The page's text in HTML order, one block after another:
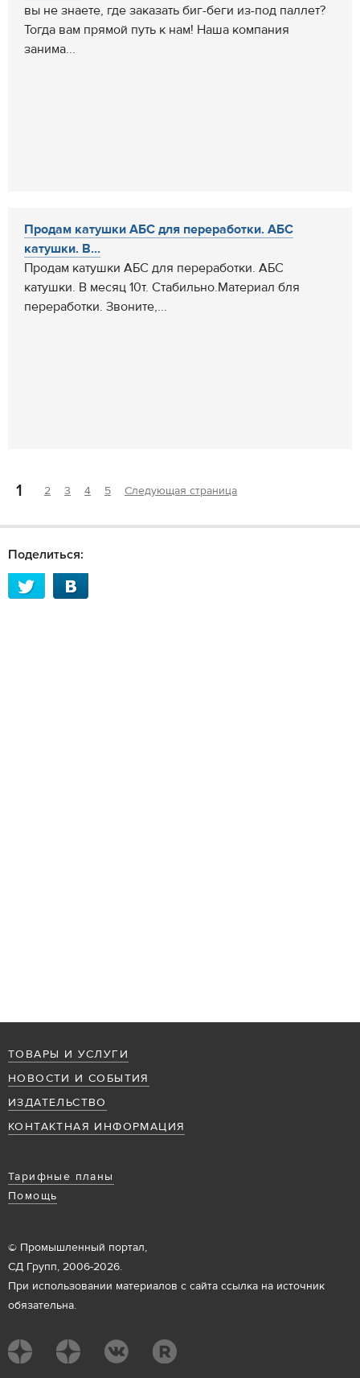
вы не знаете, где заказать биг-беги из-под паллет?
Тогда вам прямой путь к нам! Наша компания
занима...
Продам катушки АБС для переработки. АБС
катушки. В...
Продам катушки АБС для переработки. АБС
катушки. В месяц 10т. Стабильно.Материал бля
переработки. Звоните,...
1 2 3 4 5 Следующая страница
Поделиться:
ТОВАРЫ И УСЛУГИ
НОВОСТИ И СОБЫТИЯ
ИЗДАТЕЛЬСТВО
КОНТАКТНАЯ ИНФОРМАЦИЯ
Тарифные планы
Помощь
© Промышленный портал,
СД Групп, 2006-2026.
При использовании материалов с сайта ссылка на источник
обязательна.